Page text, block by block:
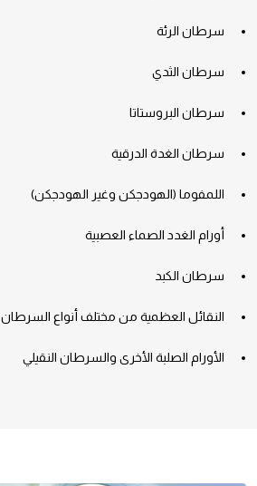
سرطان الرئة
سرطان الثدي
سرطان البروستاتا
سرطان الغدة الدرقية
اللمفوما (الهودجكن وغير الهودجكن)
أورام الغدد الصماء العصبية
سرطان الكبد
النقائل العظمية من مختلف أنواع السرطان
الأورام الصلبة الأخرى والسرطان النقيلي